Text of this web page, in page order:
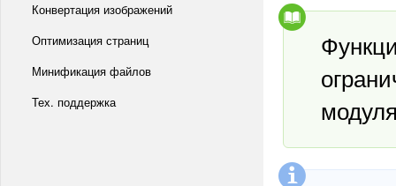
Конвертация изображений
Оптимизация страниц
Минификация файлов
Тех. поддержка